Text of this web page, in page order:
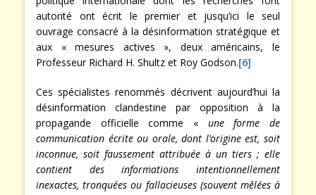
autorité ont écrit le premier et jusqu’ici le seul
ouvrage consacré à la désinformation stratégique et
aux « mesures actives », deux américains, le
Professeur Richard H. Shultz et Roy Godson.[6]
Ces spécialistes renommés décrivent aujourd’hui la
désinformation clandestine par opposition à la
propagande officielle comme « une forme de
communication écrite ou orale, dont l’origine est, soit
inconnue, soit faussement attribuée à un tiers ; elle
contient des informations intentionnellement
inexactes, tronquées ou fallacieuses (souvent mêlées à